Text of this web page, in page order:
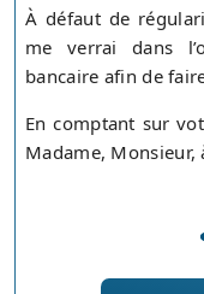
À défaut de
me verrai dans
bancaire afin de
En comptant sur
Madame, Monsieur,